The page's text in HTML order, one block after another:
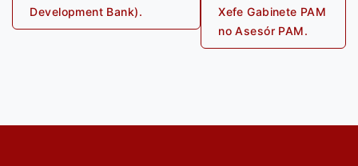
Development Bank).
Xefe Gabinete PAM
no Asesór PAM.